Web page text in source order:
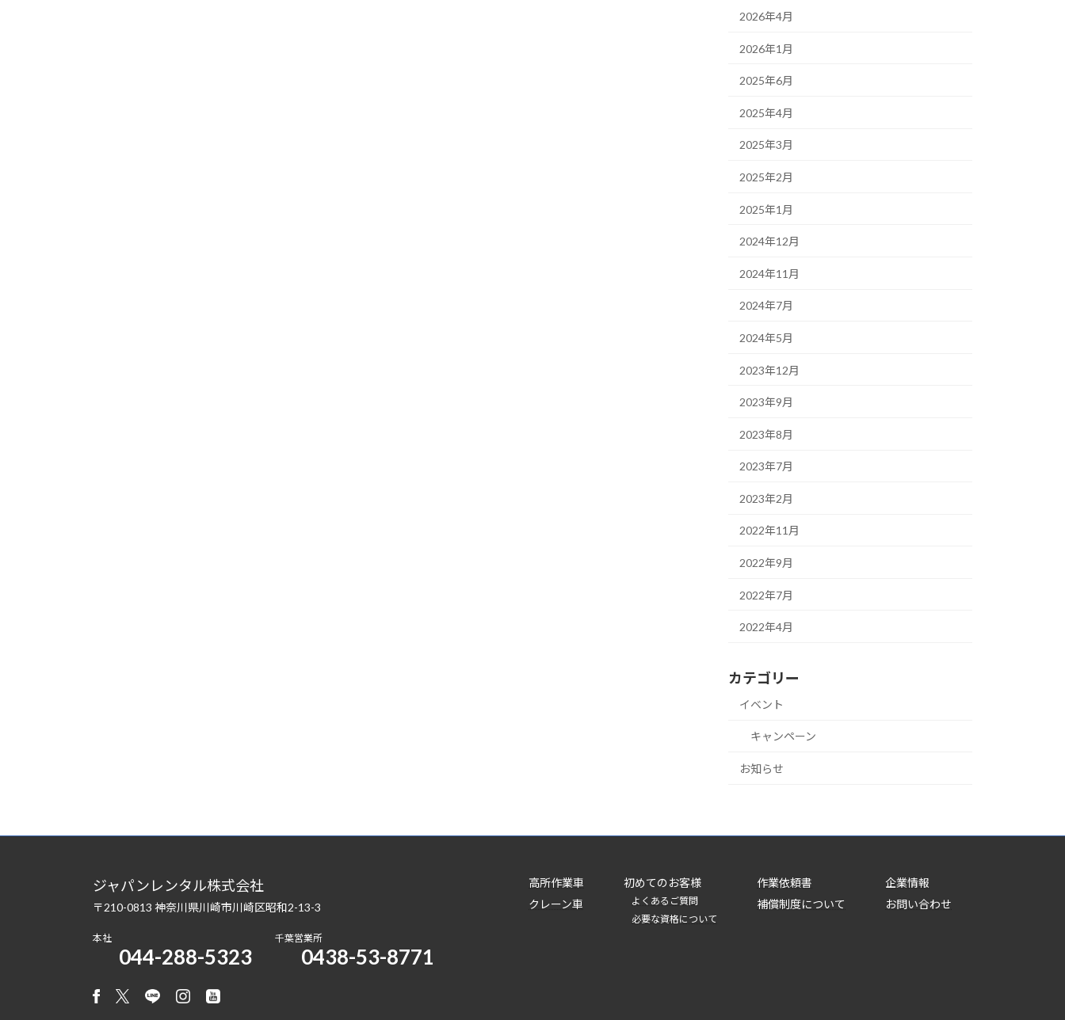
2026年4月
2026年1月
2025年6月
2025年4月
2025年3月
2025年2月
2025年1月
2024年12月
2024年11月
2024年7月
2024年5月
2023年12月
2023年9月
2023年8月
2023年7月
2023年2月
2022年11月
2022年9月
2022年7月
2022年4月
カテゴリー
イベント
キャンペーン
お知らせ
ジャパンレンタル株式会社
〒210-0813 神奈川県川崎市川崎区昭和2-13-3
本社
044-288-5323
千葉営業所
0438-53-8771
高所作業車
クレーン車
初めてのお客様
よくあるご質問
必要な資格について
作業依頼書
補償制度について
企業情報
お問い合わせ